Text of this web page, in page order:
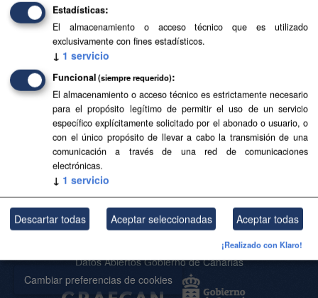
Cambiar preferencias de cookies
Islas y municipios
Delimitaciones territoriales de islas y municipios. Los
límites reflejados carecen de carácter oficial.
GeoJSON SVG
Usted también puede acceder a este registro utilizando losAPI(ver
API Docs).
Acerca de SITCAN Open Data
Datos Abiertos Gobierno de Canarias
Estadísticas
El almacenamiento o acceso técnico que es utilizado
exclusivamente con fines estadísticos.
↓ 1 servicio
Funcional (siempre requerido)
El almacenamiento o acceso técnico es estrictamente necesario
para el propósito legítimo de permitir el uso de un servicio
específico explícitamente solicitado por el abonado o usuario, o
con el único propósito de llevar a cabo la transmisión de una
comunicación a través de una red de comunicaciones
electrónicas.
↓ 1 servicio
Descartar todas Aceptar seleccionadas Aceptar todas
¡Realizado con Klaro!